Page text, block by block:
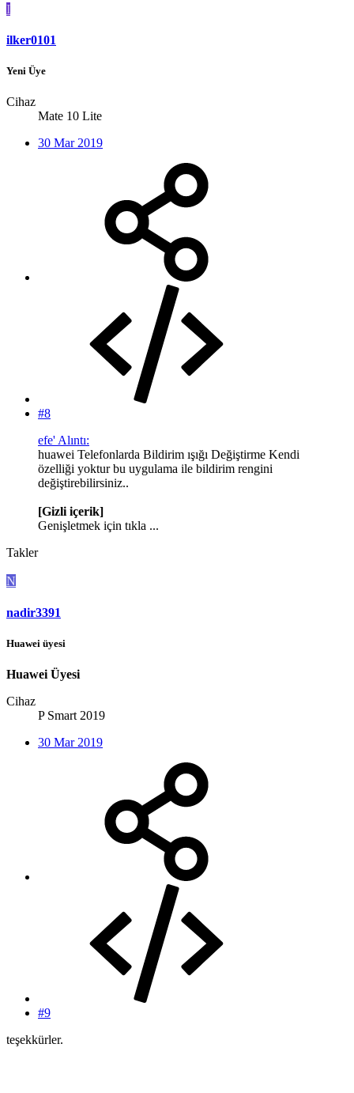
I
ilker0101
Yeni Üye
Cihaz
Mate 10 Lite
30 Mar 2019
#8
efe' Alıntı:
huawei Telefonlarda Bildirim ışığı Değiştirme Kendi
özelliği yoktur bu uygulama ile bildirim rengini
değiştirebilirsiniz..
[Gizli içerik]
Genişletmek için tıkla ...
Takler
N
nadir3391
Huawei üyesi
Huawei Üyesi
Cihaz
P Smart 2019
30 Mar 2019
#9
teşekkürler.